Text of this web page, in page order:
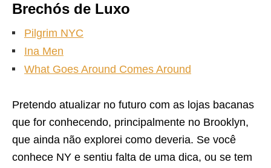
Brechós de Luxo
Pilgrim NYC
Ina Men
What Goes Around Comes Around
Pretendo atualizar no futuro com as lojas bacanas
que for conhecendo, principalmente no Brooklyn,
que ainda não explorei como deveria. Se você
conhece NY e sentiu falta de uma dica, ou se tem